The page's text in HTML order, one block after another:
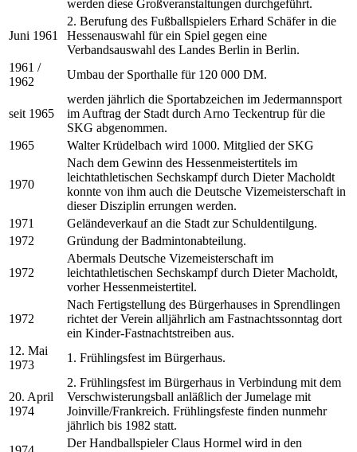
werden diese Großveranstaltungen durchgeführt.
Juni 1961
2. Berufung des Fußballspielers Erhard Schäfer in die
Hessenauswahl für ein Spiel gegen eine
Verbandsauswahl des Landes Berlin in Berlin.
1961 /
1962
Umbau der Sporthalle für 120 000 DM.
seit 1965
werden jährlich die Sportabzeichen im Jedermannsport
im Auftrag der Stadt durch Arno Teckentrup für die
SKG abgenommen.
1965
Walter Krüdelbach wird 1000. Mitglied der SKG
1970
Nach dem Gewinn des Hessenmeistertitels im
leichtathletischen Sechskampf durch Dieter Macholdt
konnte von ihm auch die Deutsche Vizemeisterschaft in
dieser Disziplin errungen werden.
1971
Geländeverkauf an die Stadt zur Schuldentilgung.
1972
Gründung der Badmintonabteilung.
1972
Abermals Deutsche Vizemeisterschaft im
leichtathletischen Sechskampf durch Dieter Macholdt,
vorher Hessenmeistertitel.
1972
Nach Fertigstellung des Bürgerhauses in Sprendlingen
richtet der Verein alljährlich am Fastnachtssonntag dort
ein Kinder-Fastnachtstreiben aus.
12. Mai
1973
1. Frühlingsfest im Bürgerhaus.
20. April
1974
2. Frühlingsfest im Bürgerhaus in Verbindung mit dem
Verschwisterungsball anläßlich der Jumelage mit
Joinville/Frankreich. Frühlingsfeste finden nunmehr
jährlich bis 1982 statt.
Der Handballspieler Claus Hormel wird in den